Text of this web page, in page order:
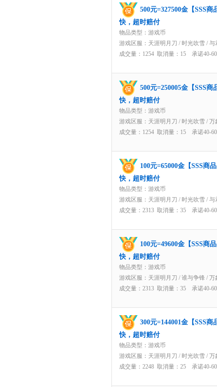
500元=327500金【SSS
快，超时赔付
物品类型：游戏币
游戏区服： 天涯明月刀 / 时光吹雪 / 与
成交量：1254 取消量：15 承诺40-
500元=250005金【SSS
快，超时赔付
物品类型：游戏币
游戏区服： 天涯明月刀 / 时光吹雪 / 万
成交量：1254 取消量：15 承诺40-
100元=65000金【SSS商
快，超时赔付
物品类型：游戏币
游戏区服： 天涯明月刀 / 时光吹雪 / 与
成交量：2313 取消量：35 承诺40-
100元=49600金【SSS商
快，超时赔付
物品类型：游戏币
游戏区服： 天涯明月刀 / 谁与争锋 / 万
成交量：2313 取消量：35 承诺40-
300元=144001金【SSS
快，超时赔付
物品类型：游戏币
游戏区服： 天涯明月刀 / 时光吹雪 / 万
成交量：2248 取消量：25 承诺40-